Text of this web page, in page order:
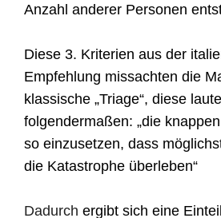
Anzahl anderer Personen
Diese 3. Kriterien aus der
Empfehlung missachten die
klassische „Triage“, diese
folgendermaßen: „die
so einzusetzen, dass
die Katastrophe überleben“
Dadurch ergibt sich eine